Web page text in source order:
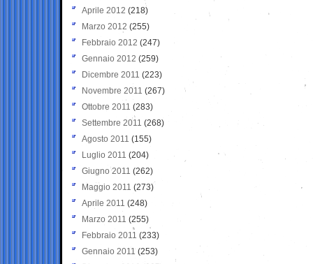
Aprile 2012 (218)
Marzo 2012 (255)
Febbraio 2012 (247)
Gennaio 2012 (259)
Dicembre 2011 (223)
Novembre 2011 (267)
Ottobre 2011 (283)
Settembre 2011 (268)
Agosto 2011 (155)
Luglio 2011 (204)
Giugno 2011 (262)
Maggio 2011 (273)
Aprile 2011 (248)
Marzo 2011 (255)
Febbraio 2011 (233)
Gennaio 2011 (253)